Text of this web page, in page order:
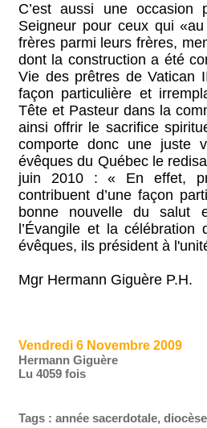
C’est aussi une occasion
Seigneur pour ceux qui
frères parmi leurs frères,
dont la construction a été
Vie des prêtres de Vatican
façon particulière et
Tête et Pasteur dans la
ainsi offrir le sacrifice
comporte donc une juste
évêques du Québec le
juin 2010 : « En effet,
contribuent d’une façon
bonne nouvelle du salut
l’Évangile et la
évêques, ils président à
Mgr Hermann Giguère P.H.
Vendredi 6 Novembre 2009
Hermann Giguère
Lu 4059 fois
Tags :année sacerdotale,diocèse